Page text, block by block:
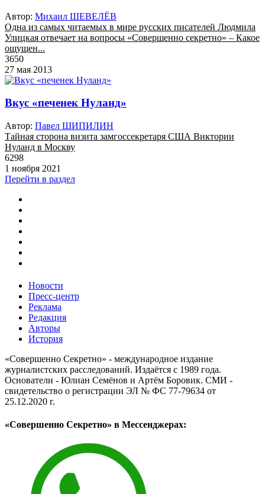
Автор: Михаил ШЕВЕЛЁВ
Одна из самых читаемых в мире русских писателей Людмила
Улицкая отвечает на вопросы «Совершенно секретно» – Какое
ощущен...
3650
27 мая 2013
Вкус «печенек Нуланд»
Автор: Павел ШИПИЛИН
Тайная сторона визита замгоссекретаря США Виктории
Нуланд в Москву
6298
1 ноября 2021
Перейти в раздел
Новости
Пресс-центр
Реклама
Редакция
Авторы
История
«Совершенно Секретно» - международное издание
журналистских расследований. Издаётся с 1989 года.
Основатели - Юлиан Семёнов и Артём Боровик. CМИ -
свидетельство о регистрации ЭЛ № ФС 77-79634 от
25.12.2020 г.
«Совершенно Секретно» в Мессенджерах: